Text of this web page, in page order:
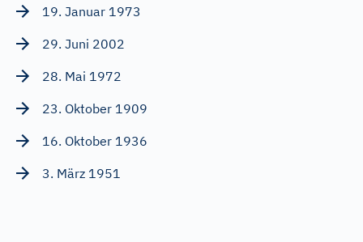
19. Januar 1973
29. Juni 2002
28. Mai 1972
23. Oktober 1909
16. Oktober 1936
3. März 1951